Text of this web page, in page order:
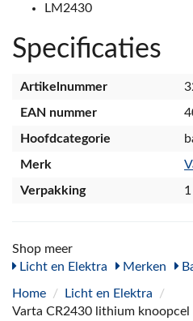
LM2430
Specificaties
Artikelnummer
EAN nummer
Hoofdcategorie
Merk
Verpakking
Shop meer
Licht en Elektra
Merken
Home / Licht en Elektra
/
Varta CR2430 lithium